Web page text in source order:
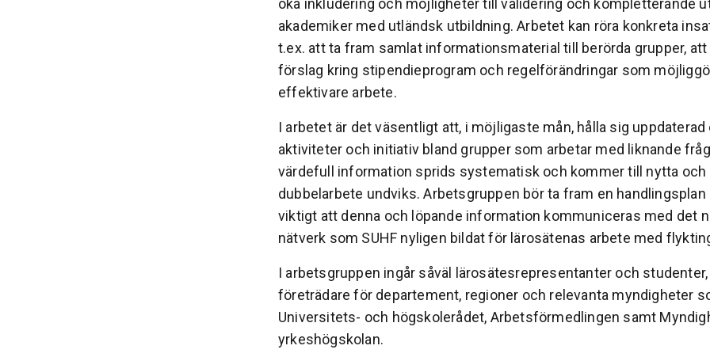
öka inkludering och möjligheter till validering och kompletterande
akademiker med utländsk utbildning. Arbetet kan röra konkreta
t.ex. att ta fram samlat informationsmaterial till berörda grupper,
förslag kring stipendieprogram och regelförändringar som
effektivare arbete.
I arbetet är det väsentligt att, i möjligaste mån, hålla sig uppdaterad
aktiviteter och initiativ bland grupper som arbetar med liknande
värdefull information sprids systematisk och kommer till nytta och
dubbelarbete undviks. Arbetsgruppen bör ta fram en handlingsplan
viktigt att denna och löpande information kommuniceras med det
nätverk som SUHF nyligen bildat för lärosätenas arbete med
I arbetsgruppen ingår såväl lärosätesrepresentanter och
företrädare för departement, regioner och relevanta myndigheter
Universitets- och högskolerådet, Arbetsförmedlingen samt
yrkeshögskolan.